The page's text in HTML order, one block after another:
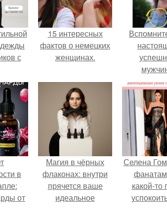
с
15 интересных
фактов о немецких
женщинах.
в
от
Магия в чёрных
флаконах: внутри
прячется ваше
идеальное
Селена
фанатам
какой-то